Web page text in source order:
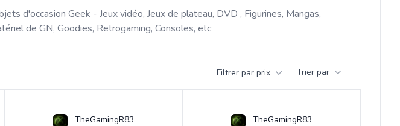
d'occasion Geek - Jeux vidéo, Jeux de plateau, DVD , Figurines, Mangas,
de GN, Goodies, Retrogaming, Consoles, etc
Filtrer par prix Trier par
TheGamingR83 TheGamingR83